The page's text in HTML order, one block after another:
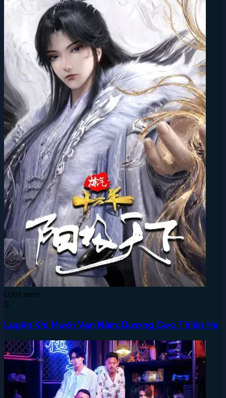
Lượt xem:
5
Luyện Khí Mười Vạn Năm: Dương Cực Thiên Hạ